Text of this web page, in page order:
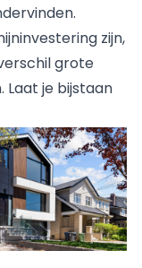
zijn,
grote
je bijstaan